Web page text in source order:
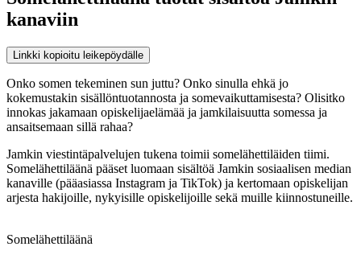
kanaviin
Linkki kopioitu leikepöydälle
Onko somen tekeminen sun juttu? Onko sinulla ehkä jo
kokemustakin sisällöntuotannosta ja somevaikuttamisesta? Olisitko
innokas jakamaan opiskelijaelämää ja jamkilaisuutta somessa ja
ansaitsemaan sillä rahaa?
Jamkin viestintäpalvelujen tukena toimii somelähettiläiden tiimi.
Somelähettiläänä pääset luomaan sisältöä Jamkin sosiaalisen median
kanaville (pääasiassa Instagram ja TikTok) ja kertomaan opiskelijan
arjesta hakijoille, nykyisille opiskelijoille sekä muille kiinnostuneille.
Somelähettiläänä